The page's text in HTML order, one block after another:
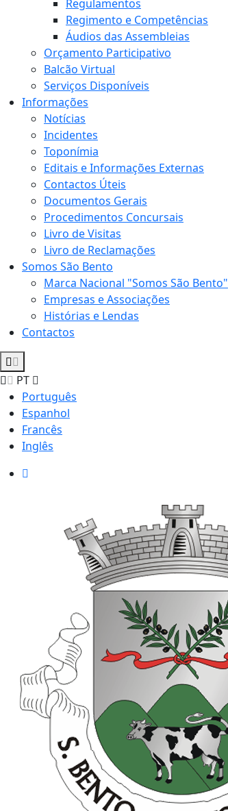
Regulamentos
Regimento e Competências
Áudios das Assembleias
Orçamento Participativo
Balcão Virtual
Serviços Disponíveis
Informações
Notícias
Incidentes
Toponímia
Editais e Informações Externas
Contactos Úteis
Documentos Gerais
Procedimentos Concursais
Livro de Visitas
Livro de Reclamações
Somos São Bento
Marca Nacional "Somos São Bento"
Empresas e Associações
Histórias e Lendas
Contactos
PT
Português
Espanhol
Francês
Inglês